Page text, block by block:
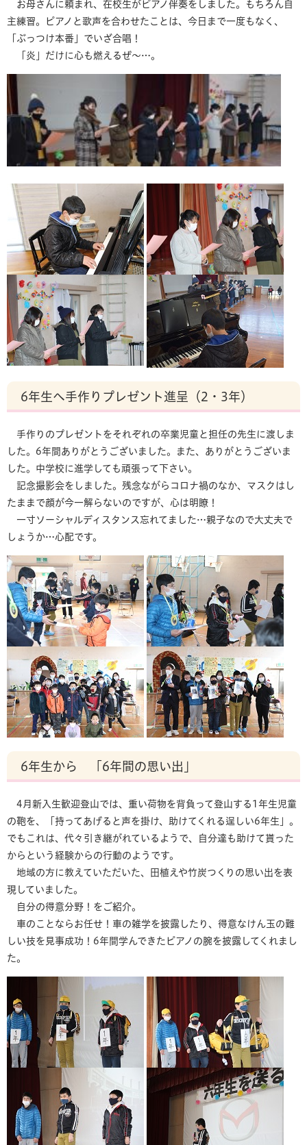
お母さんに頼まれ、在校生がピアノ伴奏をしました。もちろん自
主練習。ピアノと歌声を合わせたことは、今日まで一度もなく、
「ぶっつけ本番」でいざ合唱！
「炎」だけに心も燃えるぜ～…。
6年生へ手作りプレゼント進呈（2・3年）
手作りのプレゼントをそれぞれの卒業児童と担任の先生に渡しま
した。6年間ありがとうございました。また、ありがとうございま
した。中学校に進学しても頑張って下さい。
記念撮影会をしました。残念ながらコロナ禍のなか、マスクはし
たままで顔が今一解らないのですが、心は明瞭！
一寸ソーシャルディスタンス忘れてました…親子なので大丈夫で
しょうか…心配です。
6年生から 「6年間の思い出」
4月新入生歓迎登山では、重い荷物を背負って登山する1年生児童
の鞄を、「持ってあげると声を掛け、助けてくれる逞しい6年生」。
でもこれは、代々引き継がれているようで、自分達も助けて貰った
からという経験からの行動のようです。
地域の方に教えていただいた、田植えや竹炭つくりの思い出を表
現していました。
自分の得意分野！をご紹介。
車のことならお任せ！車の雑学を披露したり、得意なけん玉の難
しい技を見事成功！6年間学んできたピアノの腕を披露してくれまし
た。